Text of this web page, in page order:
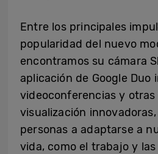
Entre los principales
popularidad del nuevo
encontramos su cámara
aplicación de Google Duo
videoconferencias y
visualización
personas a adaptarse a
vida, como el trabajo y